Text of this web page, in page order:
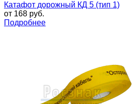
Катафот дорожный КД 5 (тип 1)
от 168 руб.
Подробнее